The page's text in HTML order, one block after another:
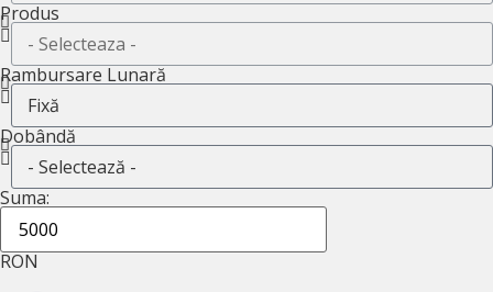
Produs
Rambursare Lunară
Dobândă
Suma:
RON